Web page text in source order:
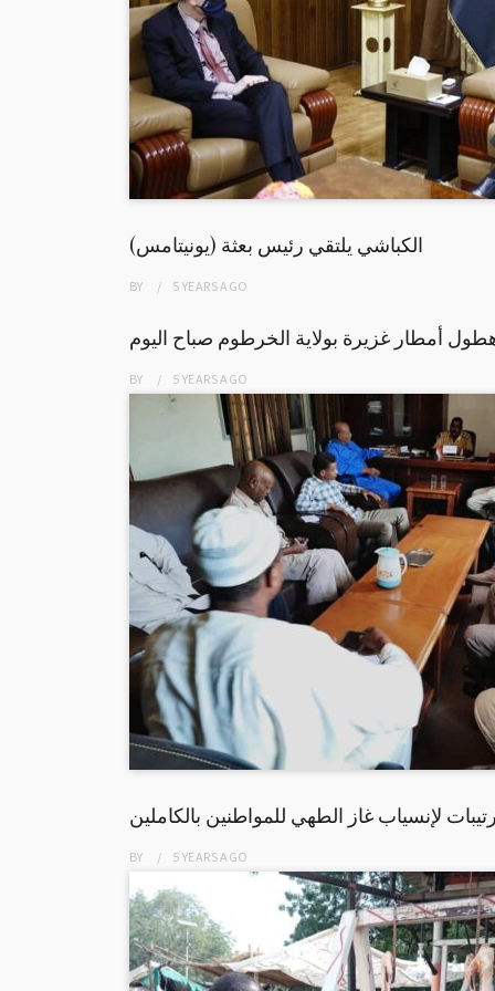
الكباشي يلتقي رئيس بعثة (يونيتامس)
BY 5 YEARSAGO
أمطار غزيرة بولاية الخرطوم صباح اليوم
BY 5 YEARSAGO
لإنسياب غاز الطهي للمواطنين بالكاملين
BY 5 YEARSAGO